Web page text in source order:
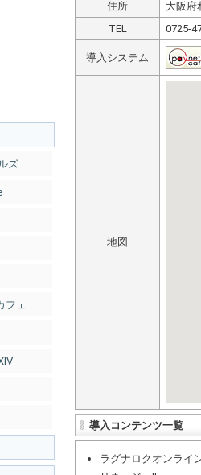
ズ
フェ
住所
大阪府
TEL
0725-
導入システム
地図
導入コンテンツ一覧
ラグナロクオンライ